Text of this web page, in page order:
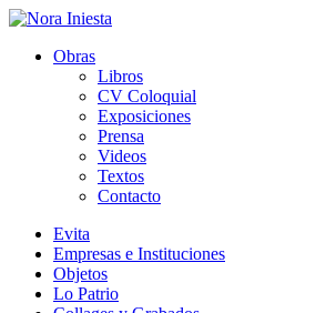
Obras
Libros
CV Coloquial
Exposiciones
Prensa
Videos
Textos
Contacto
Evita
Empresas e Instituciones
Objetos
Lo Patrio